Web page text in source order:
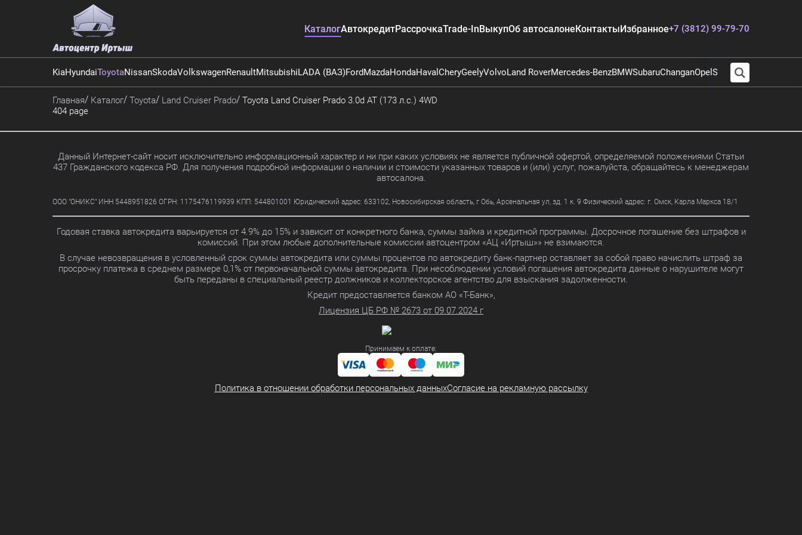
КаталогАвтокредитРассрочкаTrade-InВыкупОб автосалонеКонтактыИзбранное+7 (3812) 99-79-70
KiaHyundaiToyotaNissanSkodaVolkswagenRenaultMitsubishiLADA (ВАЗ)FordMazdaHondaHaval CheryGeelyVolvoLand RoverMercedes-BenzBMWSubaruChanganOpel SuzukiAudi
Главная Каталог Toyota Land Cruiser Prado Toyota Land Cruiser Prado 3.0d AT (173 л.с.) 4WD
404 page
Данный Интернет-сайт носит исключительно информационный характер и ни при каких условиях не является публичной офертой, определяемой положениями Статьи
437 Гражданского кодекса РФ. Для получения подробной информации о наличии и стоимости указанных товаров и (или) услуг, пожалуйста, обращайтесь к менеджерам
автосалона.
ООО "ОНИКС" ИНН 5448951826 ОГРН: 1175476119939 КПП: 544801001 Юридический адрес: 633102, Новосибирская область, г Обь, Арсенальная ул, зд. 1 к. 9 Физический адрес: г. Омск, Карла Маркса 18/1
Годовая ставка автокредита варьируется от 4.9% до 15% и зависит от конкретного банка, суммы займа и кредитной программы. Досрочное погашение без штрафов и
комиссий. При этом любые дополнительные комиссии автоцентром «АЦ «Иртыш»» не взимаются.
В случае невозвращения в условленный срок суммы автокредита или суммы процентов по автокредиту банк-партнер оставляет за собой право начислить штраф за
просрочку платежа в среднем размере 0,1% от первоначальной суммы автокредита. При несоблюдении условий погашения автокредита данные о нарушителе могут
быть переданы в специальный реестр должников и коллекторское агентство для взыскания задолженности.
Кредит предоставляется банком АО «Т-Банк»,
Лицензия ЦБ РФ № 2673 от 09.07.2024 г
Принимаем к оплате:
Политика в отношении обработки персональных данныхСогласие на рекламную рассылку